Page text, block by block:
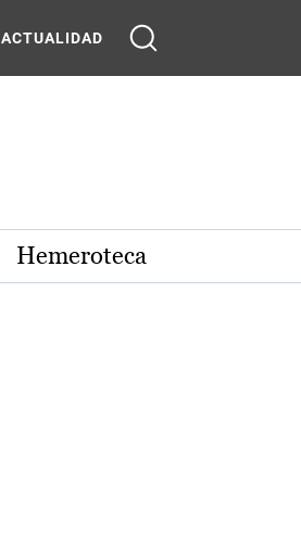
ACTUALIDAD
Hemeroteca